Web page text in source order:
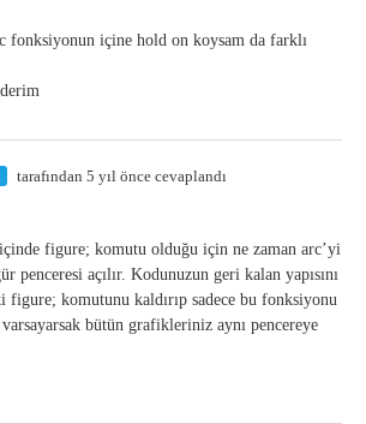
fonksiyonun içine hold on koysam da farklı
tarafından 5 yıl önce cevaplandı
figure; komutu olduğu için ne zaman arc’yi
penceresi açılır. Kodunuzun geri kalan yapısını
figure; komutunu kaldırıp sadece bu fonksiyonu
varsayarsak bütün grafikleriniz aynı pencereye